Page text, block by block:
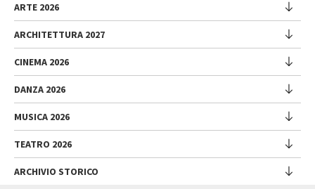
L'Istituzione
Cariche istituzionali
Storia
Luoghi
Sponsorship
Sostenibilità ambientale
Trasparenza
Lavora con noi
ARTE 2026
Esposizione
Intervento di Pietrangelo Buttafuoco
Intervento di Koyo Kouoh / La squadra di Koyo Kouoh
Partecipazioni Nazionali
Eventi collaterali
ARCHITETTURA 2027
Mostra
Partecipazioni Nazionali (procedura)
Eventi Collaterali (procedura)
Submission
Edizioni passate
CINEMA 2026
Mostra
Venice Immersive
Intervento di Alberto Barbera
DANZA 2026
Festival
Spettacoli
Incontri - Film - Libri - Workshop
MUSICA 2026
Festival
TEATRO 2026
Festival
ARCHIVIO STORICO